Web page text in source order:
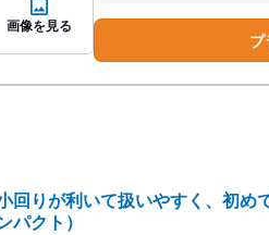
画像を見る
回りが利いて扱いやすく、初め
クト）